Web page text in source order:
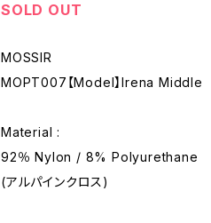
SOLD OUT
MOSSIR
MOPT007【Model】Irena Middle
Material :
92％ Nylon / 8% Polyurethane
(アルパインクロス)